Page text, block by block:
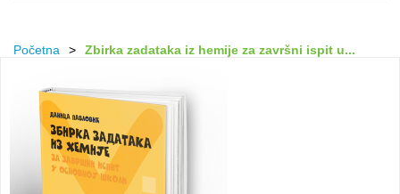
Početna > Zbirka zadataka iz hemije za završni ispit u...